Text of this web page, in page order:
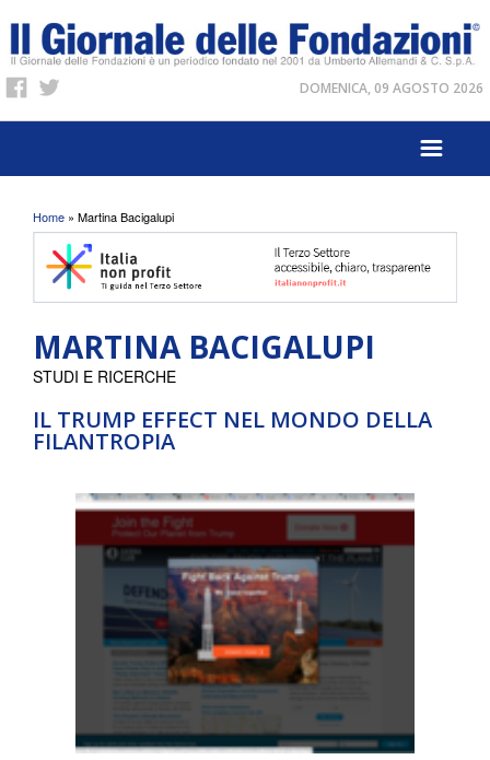
DOMENICA, 09 AGOSTO 2026
Tu sei qui
Home » Martina Bacigalupi
MARTINA BACIGALUPI
IL TRUMP EFFECT NEL MONDO DELLA
FILANTROPIA
STUDI E RICERCHE